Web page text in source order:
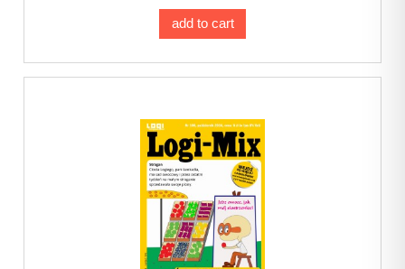
add to cart